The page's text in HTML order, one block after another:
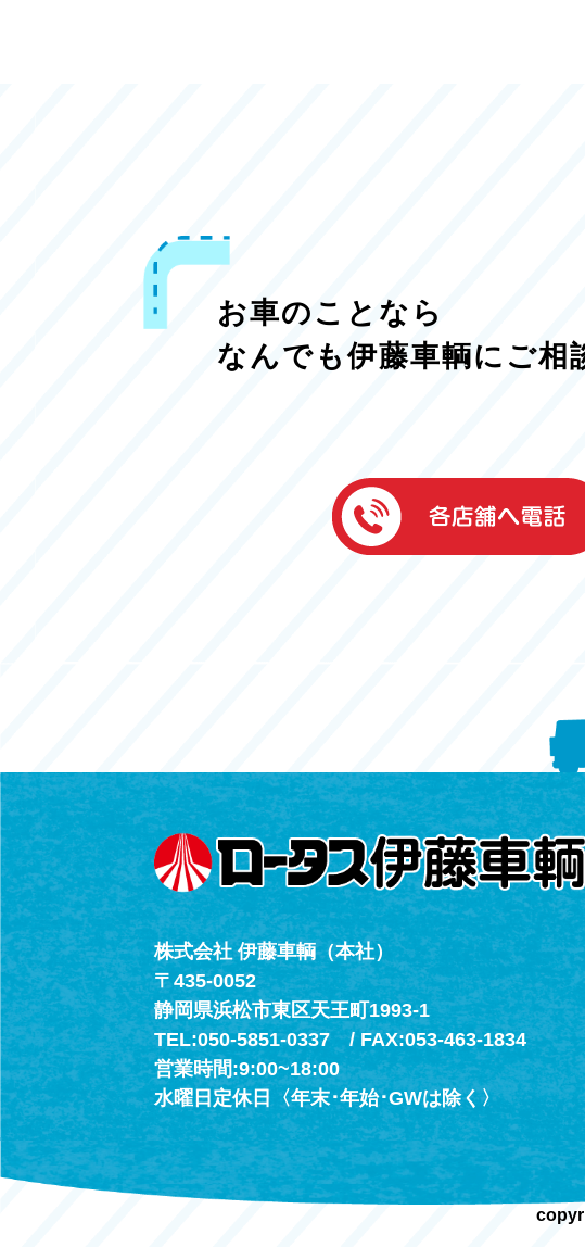
お車のことなら
なんでも伊藤車輌にご相
伊藤車輌（本社）
050-5851-0337
株式会社 伊藤車輌（本社）
〒435-0052
静岡県浜松市東区天王町1993-1
TEL:050-5851-0337 / FAX:053-463-1834
営業時間:9:00~18:00
水曜日定休日〈年末･年始･GWは除く〉